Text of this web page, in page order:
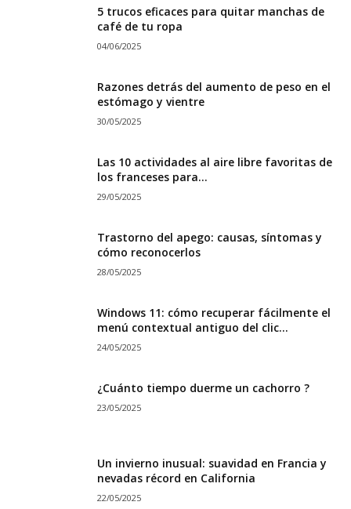
5 trucos eficaces para quitar manchas de
café de tu ropa
04/06/2025
Razones detrás del aumento de peso en el
estómago y vientre
30/05/2025
Las 10 actividades al aire libre favoritas de
los franceses para...
29/05/2025
Trastorno del apego: causas, síntomas y
cómo reconocerlos
28/05/2025
Windows 11: cómo recuperar fácilmente el
menú contextual antiguo del clic...
24/05/2025
¿Cuánto tiempo duerme un cachorro ?
23/05/2025
Un invierno inusual: suavidad en Francia y
nevadas récord en California
22/05/2025